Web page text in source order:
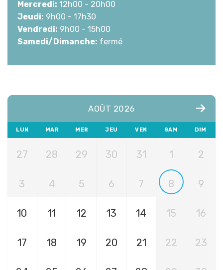
Mercredi: 12h00 - 20h00
Jeudi: 9h00 - 17h30
Vendredi: 9h00 - 15h00
Samedi/Dimanche: fermé
AOÛT 2026
LUN MAR MER JEU VEN SAM DIM
27 28 29 30 31 1 2
3 4 5 6 7 8 9
10 11 12 13 14 15 16
17 18 19 20 21 22 23